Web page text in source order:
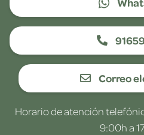
Correo
Horario de atención
9:00h a